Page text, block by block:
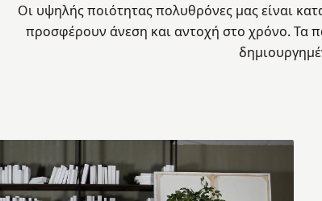
Οι υψηλής ποιότητας πολυθρόνες μας είναι
προσφέρουν άνεση και αντοχή στο χρόνο. Τα